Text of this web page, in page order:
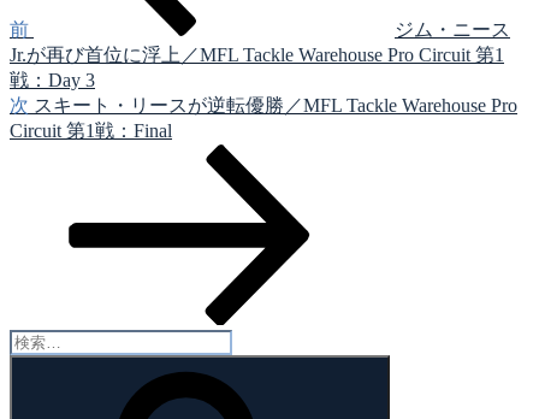
ゲ
ー
シ
ョ
前
ジム・ニース
Jr.が再び首位に浮上／MFL Tackle Warehouse Pro Circuit 第1
戦：Day 3
次
の
次 スキート・リースが逆転優勝／MFL Tackle Warehouse Pro
Circuit 第1戦：Final
検